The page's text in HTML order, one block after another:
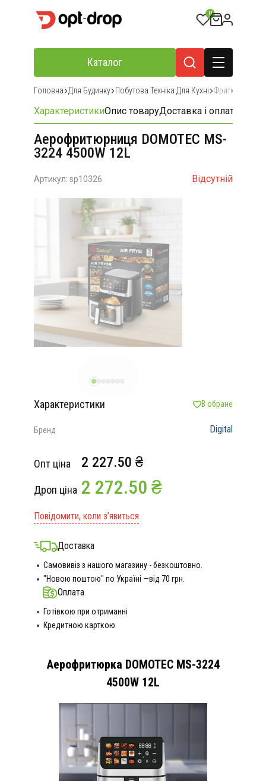
0
Каталог
Головна Для Будинку Побутова Техніка Для Кухні Фритюрниці
ХарактеристикиОпис товаруДоставка і оплата
Аерофритюрниця DOMOTEC MS-
3224 4500W 12L
Артикул: sp10326 Відсутній
Характеристики В обране
Бренд Digital
Опт ціна 2 227.50 ₴
Дроп ціна 2 272.50 ₴
Повідомити, коли з’явиться
Доставка
Самовивіз з нашого магазину - безкоштовно.
"Новою поштою" по Україні —від 70 грн.
Оплата
Готівкою при отриманні
Кредитною карткою
Аерофритюрка DOMOTEC MS-3224
4500W 12L